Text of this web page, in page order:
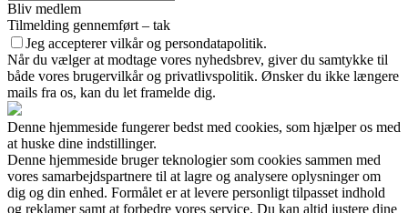
Bliv medlem
Tilmelding gennemført – tak
Jeg accepterer vilkår og persondatapolitik.
Når du vælger at modtage vores nyhedsbrev, giver du samtykke til
både vores brugervilkår og privatlivspolitik. Ønsker du ikke længere
mails fra os, kan du let framelde dig.
Denne hjemmeside fungerer bedst med cookies, som hjælper os med
at huske dine indstillinger.
Denne hjemmeside bruger teknologier som cookies sammen med
vores samarbejdspartnere til at lagre og analysere oplysninger om
dig og din enhed. Formålet er at levere personligt tilpasset indhold
og reklamer samt at forbedre vores service. Du kan altid justere dine